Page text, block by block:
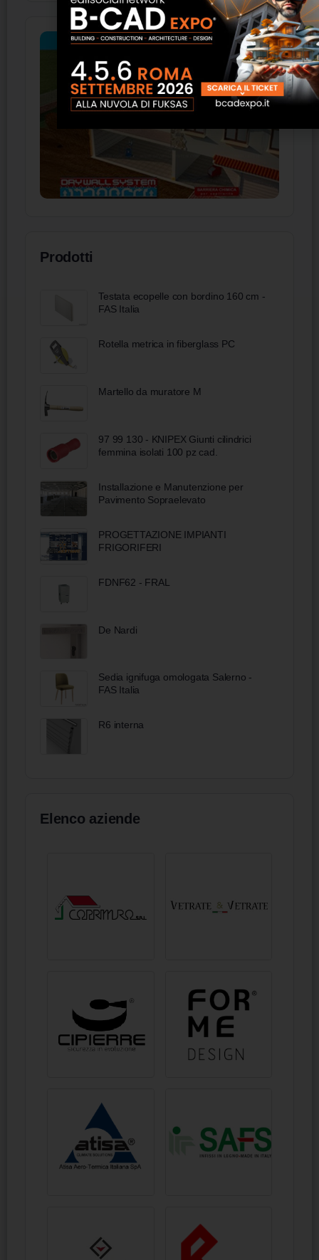
Prodotti
Testata ecopelle con bordino 160 cm -
FAS Italia
Rotella metrica in fiberglass PC
Martello da muratore M
97 99 130 - KNIPEX Giunti cilindrici
femmina isolati 100 pz cad.
Installazione e Manutenzione per
Pavimento Sopraelevato
PROGETTAZIONE IMPIANTI
FRIGORIFERI
FDNF62 - FRAL
De Nardi
Sedia ignifuga omologata Salerno -
FAS Italia
R6 interna
Elenco aziende